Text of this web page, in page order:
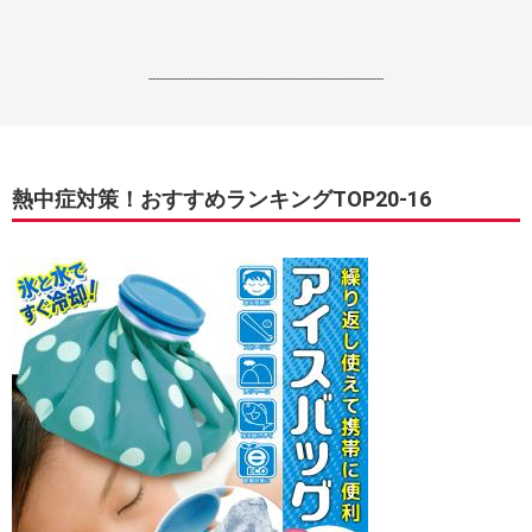
------------------------------------------------------------------
熱中症対策！おすすめランキングTOP20-16